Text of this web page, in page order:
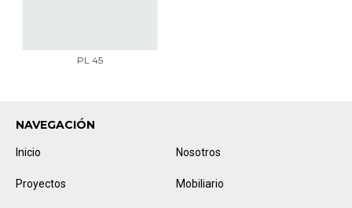
PL 45
NAVEGACIÓN
Inicio Nosotros
Proyectos Mobiliario